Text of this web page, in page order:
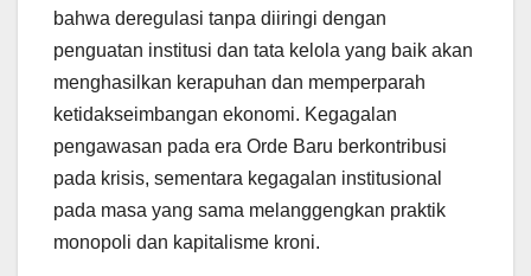
bahwa deregulasi tanpa diiringi dengan
penguatan institusi dan tata kelola yang baik akan
menghasilkan kerapuhan dan memperparah
ketidakseimbangan ekonomi. Kegagalan
pengawasan pada era Orde Baru berkontribusi
pada krisis, sementara kegagalan institusional
pada masa yang sama melanggengkan praktik
monopoli dan kapitalisme kroni.